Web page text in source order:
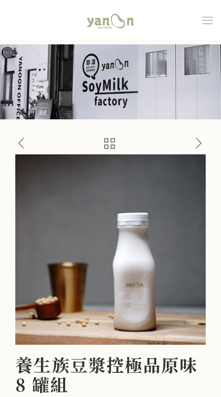
養生族豆漿控極品原味 8 罐
組
養生族豆漿控極品原味
8 罐組